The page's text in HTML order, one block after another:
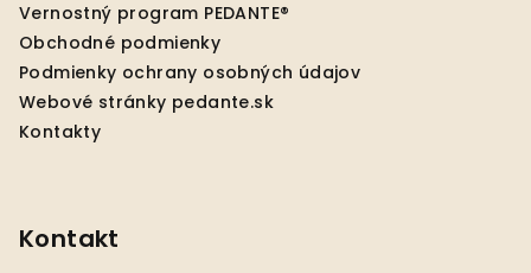
Vernostný program PEDANTE®
Obchodné podmienky
Podmienky ochrany osobných údajov
Webové stránky pedante.sk
Kontakty
Kontakt